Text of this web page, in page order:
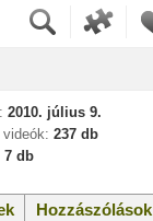
2010. július 9.
videók: 237 db
7 db
Hozzászólások